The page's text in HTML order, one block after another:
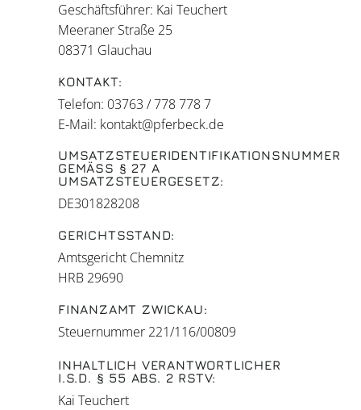
Geschäftsführer: Kai Teuchert
Meeraner Straße 25
08371 Glauchau
KONTAKT:
Telefon: 03763 / 778 778 7
E-Mail: kontakt@pferbeck.de
UMSATZSTEUERIDENTIFIKATIONSNUMMER
GEMÄSS § 27 A
UMSATZSTEUERGESETZ:
DE301828208
GERICHTSSTAND:
Amtsgericht Chemnitz
HRB 29690
FINANZAMT ZWICKAU:
Steuernummer 221/116/00809
INHALTLICH VERANTWORTLICHER
I.S.D. § 55 ABS. 2 RSTV:
Kai Teuchert